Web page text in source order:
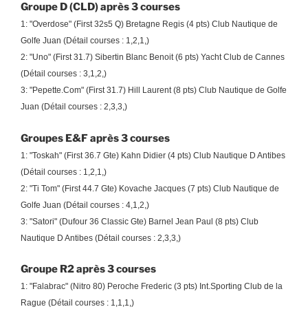
Groupe D (CLD) après 3 courses
1: "Overdose" (First 32s5 Q) Bretagne Regis (4 pts) Club Nautique de
Golfe Juan (Détail courses : 1,2,1,)
2: "Uno" (First 31.7) Sibertin Blanc Benoit (6 pts) Yacht Club de Cannes
(Détail courses : 3,1,2,)
3: "Pepette.Com" (First 31.7) Hill Laurent (8 pts) Club Nautique de Golfe
Juan (Détail courses : 2,3,3,)
Groupes E&F après 3 courses
1: "Toskah" (First 36.7 Gte) Kahn Didier (4 pts) Club Nautique D Antibes
(Détail courses : 1,2,1,)
2: "Ti Tom" (First 44.7 Gte) Kovache Jacques (7 pts) Club Nautique de
Golfe Juan (Détail courses : 4,1,2,)
3: "Satori" (Dufour 36 Classic Gte) Barnel Jean Paul (8 pts) Club
Nautique D Antibes (Détail courses : 2,3,3,)
Groupe R2 après 3 courses
1: "Falabrac" (Nitro 80) Peroche Frederic (3 pts) Int.Sporting Club de la
Rague (Détail courses : 1,1,1,)